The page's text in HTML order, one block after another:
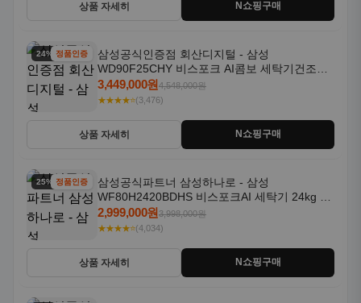
상품 자세히 N쇼핑구매
24% 할인정품인증
삼성공식인증점 회산디지털 - 삼성
WD90F25CHY 비스포크 AI콤보 세탁기건조기
일체형 25kg+18kg 1등급
3,449,000원4,548,000원
★★★★⭐(3,476)
상품 자세히 N쇼핑구매
25% 할인정품인증
삼성공식파트너 삼성하나로 - 삼성
WF80H2420BDHS 비스포크AI 세탁기 24kg 건
조기 20kg 세제자동투입
2,999,000원3,998,000원
★★★★⭐(4,034)
상품 자세히 N쇼핑구매